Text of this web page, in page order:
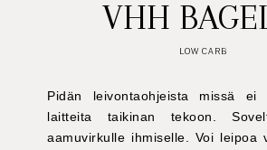
VHH
LOW CARB
Pidän leivontaohjeista missä ei
laitteita taikinan tekoon.
aamuvirkulle ihmiselle. Voi leipoa